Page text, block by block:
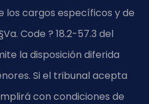
los cargos específicos y de
Code ? 18.2-57.3 del
la disposición diferida
Si el tribunal acepta
con condiciones de